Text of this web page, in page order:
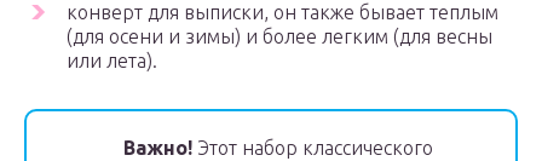
конверт для выписки, он также бывает теплым
(для осени и зимы) и более легким (для весны
или лета).
Важно! Этот набор классического